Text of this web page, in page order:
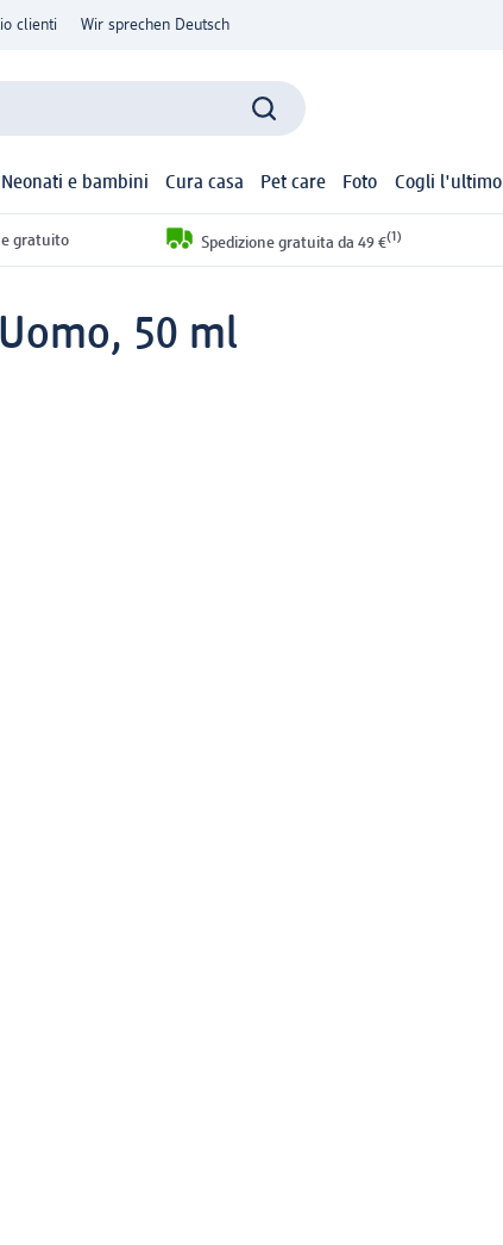
clienti Wir sprechen Deutsch
Neonati e bambini Cura casa Pet care Foto Cogli l'ultimo
e gratuito Spedizione gratuita da 49 €(1)
50 ml